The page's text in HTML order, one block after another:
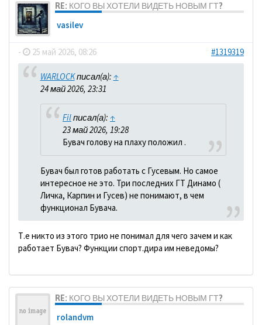
RE: КОГО ВЫ ХОТЕЛИ ВИДЕТЬ НОВЫМ ГТ?
vasilev
- 25 май 2026, 08:26 #1319319
WARLOCKписал(а): ↑
24 май 2026, 23:31
Filписал(а): ↑
23 май 2026, 19:28
Бувач голову на плаху положил .
Бувач был готов работать с Гусевым. Но самое
интересное не это. Три последних ГТ Динамо (
Личка, Карпин и Гусев) не понимают, в чем
функционал Бувача.
Т.е никто из этого трио не понимал для чего зачем и как
работает Бувач? Функции спорт.дира им неведомы?
RE: КОГО ВЫ ХОТЕЛИ ВИДЕТЬ НОВЫМ ГТ?
rolandvm